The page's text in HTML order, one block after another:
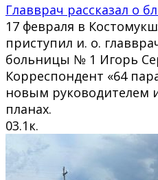
Главврач рассказал о
17 февраля в
приступил и. о.
больницы № 1 Игорь
Корреспондент «64
новым руководителем
планах.
03.1к.